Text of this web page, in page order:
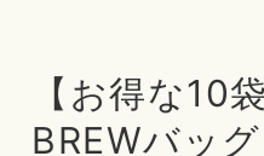
【お得な10
BREWバッグ